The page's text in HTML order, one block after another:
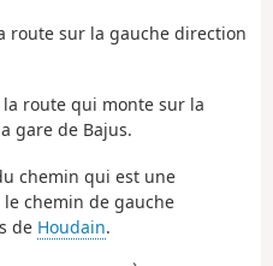
route sur la gauche direction
route qui monte sur la
gare de Bajus.
chemin qui est une
chemin de gauche
de Houdain.